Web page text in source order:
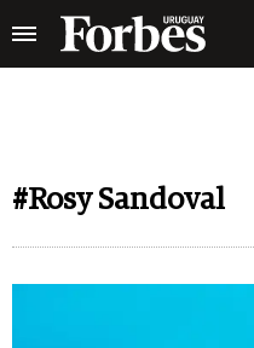
#Rosy Sandoval